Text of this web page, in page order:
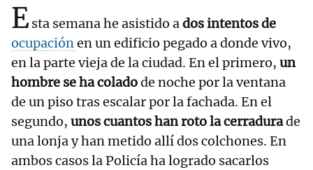
Esta semana he asistido ados intentos de
ocupaciónen un edificio pegado a donde vivo,
en la parte vieja de la ciudad. En el primero, un
hombre se ha coladode noche por la ventana
de un piso tras escalar por la fachada. En el
segundo, unos cuantos han roto la cerradurade
una lonja y han metido allí dos colchones. En
ambos casos la Policía ha logrado sacarlos